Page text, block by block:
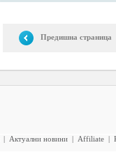
Предишна страница
| Актуални новини | Affiliate |